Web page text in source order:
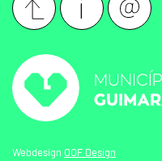
Webdesign OOF Design